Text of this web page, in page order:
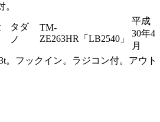
。
タダ
ノ
TM-
ZE263HR「LB2540」
平成
30年4
月
。フックイン。ラジコン付。アウト